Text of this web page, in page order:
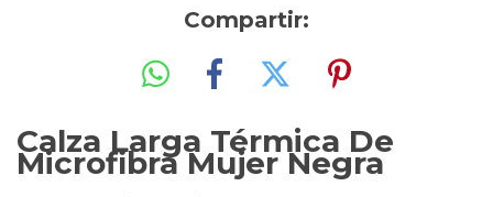
Compartir:
Calza Larga Térmica De
Microfibra Mujer Negra